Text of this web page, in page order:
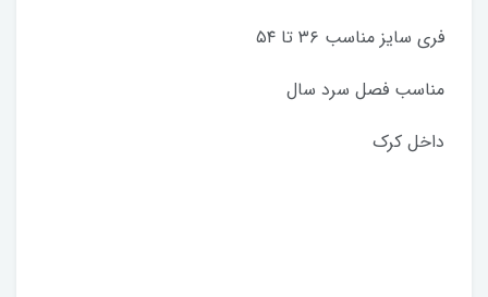
فری سایز مناسب ۳۶ تا ۵۴
مناسب فصل سرد سال
داخل کرک